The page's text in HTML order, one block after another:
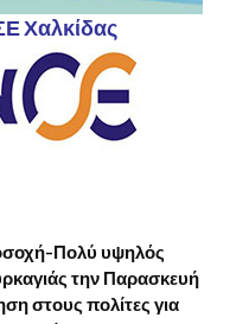
Χαλκίδας
Πολύ υψηλός
την Παρασκευή
στους πολίτες για